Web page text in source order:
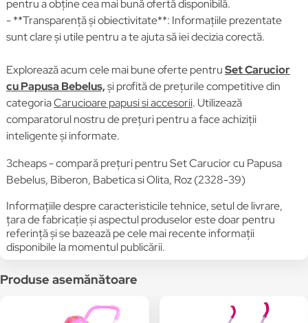
pentru a obține cea mai bună ofertă disponibilă.
- **Transparență și obiectivitate**: Informațiile prezentate
sunt clare și utile pentru a te ajuta să iei decizia corectă.
Explorează acum cele mai bune oferte pentruSet Carucior
cu Papusa Bebelus,și profită de prețurile competitive din
categoriaCarucioare papusi si accesorii. Utilizează
comparatorul nostru de prețuri pentru a face achiziții
inteligente și informate.
3cheaps - compară prețuri pentru Set Carucior cu Papusa
Bebelus, Biberon, Babetica si Olita, Roz (2328-39)
Informațiile despre caracteristicile tehnice, setul de livrare,
țara de fabricație și aspectul produselor este doar pentru
referință și se bazează pe cele mai recente informații
disponibile la momentul publicării.
Produse asemănătoare